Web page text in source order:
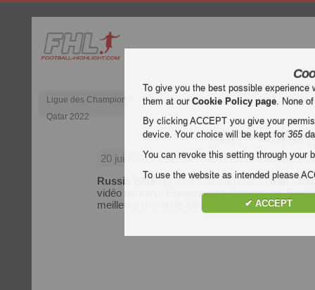
Ligue des Champions Premier League anglaise
Liga
Qatar 2022
Iran -
20 juin 2018| Russie 2018 | Iran vs Espagne
Russie 2018résumé vidéo du match Iran -
vidéo de Iran - Espagne gratuitement sur
meilleurs moments de chaque match du
To give you the best possible
them at ourCookie Policy page. None
By clicking ACCEPT you give your
device. Your choice will be kept for365
You can revoke this setting through your
To use the website as intended please
✔ ACCEPT